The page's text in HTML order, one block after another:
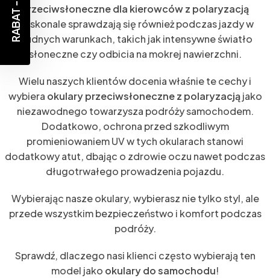
przeciwsłoneczne dla kierowców z polaryzacją
doskonale sprawdzają się również podczas jazdy w
trudnych warunkach, takich jak intensywne światło
słoneczne czy odbicia na mokrej nawierzchni.
Wielu naszych klientów docenia właśnie te cechy i
wybiera okulary przeciwsłoneczne z polaryzacjąjako
niezawodnego towarzysza podróży samochodem.
Dodatkowo, ochrona przed szkodliwym
promieniowaniem UV w tych okularach stanowi
dodatkowy atut, dbając o zdrowie oczu nawet podczas
długotrwałego prowadzenia pojazdu.
Wybierając nasze okulary, wybierasz nie tylko styl, ale
przede wszystkim bezpieczeństwo i komfort podczas
podróży.
Sprawdź, dlaczego nasi klienci często wybierają ten
model jako okulary do samochodu!